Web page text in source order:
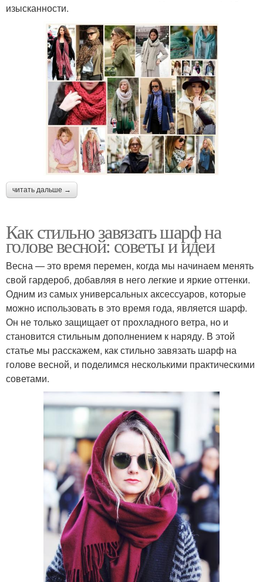
изысканности.
читать дальше →
Как стильно завязать шарф на
голове весной: советы и идеи
Весна — это время перемен, когда мы начинаем менять
свой гардероб, добавляя в него легкие и яркие оттенки.
Одним из самых универсальных аксессуаров, которые
можно использовать в это время года, является шарф.
Он не только защищает от прохладного ветра, но и
становится стильным дополнением к наряду. В этой
статье мы расскажем, как стильно завязать шарф на
голове весной, и поделимся несколькими практическими
советами.